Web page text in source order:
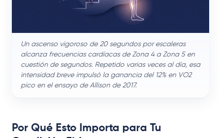
Un ascenso vigoroso de 20 segundos por escaleras
alcanza frecuencias cardíacas de Zona 4 a Zona 5 en
cuestión de segundos. Repetido varias veces al día, esa
intensidad breve impulsó la ganancia del 12% en VO2
pico en el ensayo de Allison de 2017.
Por Qué Esto Importa para Tu